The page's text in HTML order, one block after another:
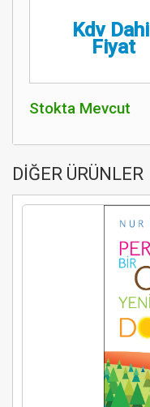
Kdv Dahil
Fiyat
Stokta Mevcut
DİĞER ÜRÜNLER